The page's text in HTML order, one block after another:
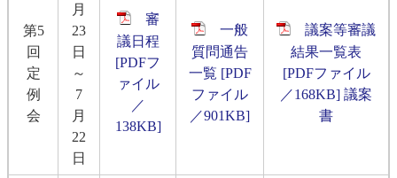
第5
回
定
例
会
月
23
日
～
7
月
22
日
審
議日程
[PDFフ
ァイル
／
138KB]
一般
質問通告
一覧 [PDF
ファイル
／901KB]
議案等審議
結果一覧表
[PDFファイル
／168KB] 議案
書